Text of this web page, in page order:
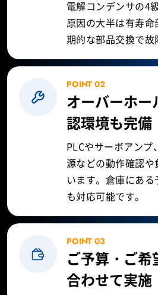
電解コンデンサの4
原因の大半は有寿
期的な部品交換で故
POINT 02
オーバーホー
認環境も完備
PLCやサーボアンプ
源などの動作確認
います。倉庫にあ
も対応可能です。
POINT 03
ご予算・ご希
合わせて実施